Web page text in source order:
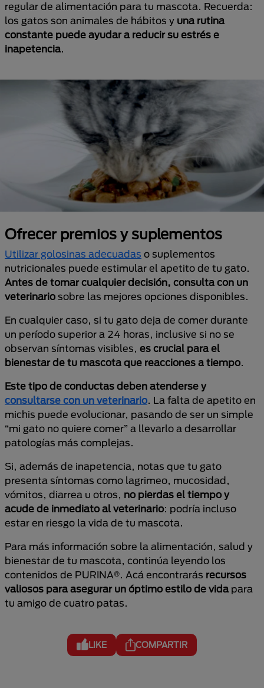
regular de alimentación para tu mascota. Recuerda:
los gatos son animales de hábitos y una rutina
constante puede ayudar a reducir su estrés e
inapetencia.
Ofrecer premios y suplementos
Utilizar golosinas adecuadas o suplementos
nutricionales puede estimular el apetito de tu gato.
Antes de tomar cualquier decisión, consulta con un
veterinario sobre las mejores opciones disponibles.
En cualquier caso, si tu gato deja de comer durante
un período superior a 24 horas, inclusive si no se
observan síntomas visibles, es crucial para el
bienestar de tu mascota que reacciones a tiempo.
Este tipo de conductas deben atenderse y
consultarse con un veterinario. La falta de apetito en
michis puede evolucionar, pasando de ser un simple
“mi gato no quiere comer” a llevarlo a desarrollar
patologías más complejas.
Si, además de inapetencia, notas que tu gato
presenta síntomas como lagrimeo, mucosidad,
vómitos, diarrea u otros, no pierdas el tiempo y
acude de inmediato al veterinario: podría incluso
estar en riesgo la vida de tu mascota.
Para más información sobre la alimentación, salud y
bienestar de tu mascota, continúa leyendo los
contenidos de PURINA®. Acá encontrarás recursos
valiosos para asegurar un óptimo estilo de vida para
tu amigo de cuatro patas.
LIKE COMPARTIR